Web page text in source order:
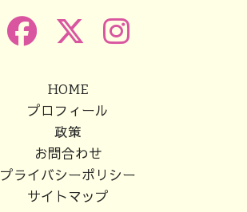
HOME
プロフィール
政策
お問合わせ
プライバシーポリシー
サイトマップ